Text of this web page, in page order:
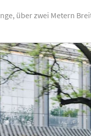
über zwei Metern